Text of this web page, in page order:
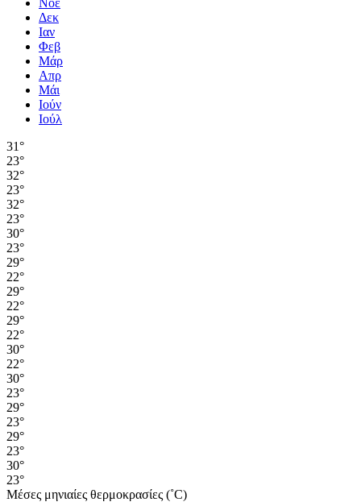
Δεκ
Ιαν
Φεβ
Μάρ
Απρ
Μάι
Ιούν
Ιούλ
31°
23°
32°
23°
32°
23°
30°
23°
29°
22°
29°
22°
29°
22°
30°
22°
30°
23°
29°
23°
29°
23°
30°
23°
Μέσες μηνιαίες θερμοκρασίες (˚C)